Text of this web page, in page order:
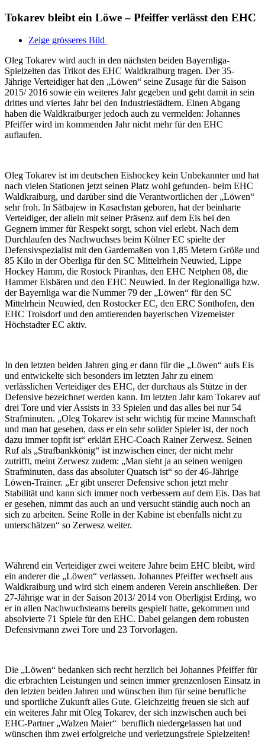
Tokarev bleibt ein Löwe – Pfeiffer verlässt den EHC
Zeige grösseres Bild
Oleg Tokarev wird auch in den nächsten beiden Bayernliga-
Spielzeiten das Trikot des EHC Waldkraiburg tragen. Der 35-
Jährige Verteidiger hat den „Löwen“ seine Zusage für die Saison
2015/ 2016 sowie ein weiteres Jahr gegeben und geht damit in sein
drittes und viertes Jahr bei den Industriestädtern. Einen Abgang
haben die Waldkraiburger jedoch auch zu vermelden: Johannes
Pfeiffer wird im kommenden Jahr nicht mehr für den EHC
auflaufen.
Oleg Tokarev ist im deutschen Eishockey kein Unbekannter und hat
nach vielen Stationen jetzt seinen Platz wohl gefunden- beim EHC
Waldkraiburg, und darüber sind die Verantwortlichen der „Löwen“
sehr froh. In Sätbajew in Kasachstan geboren, hat der beinharte
Verteidiger, der allein mit seiner Präsenz auf dem Eis bei den
Gegnern immer für Respekt sorgt, schon viel erlebt. Nach dem
Durchlaufen des Nachwuchses beim Kölner EC spielte der
Defensivspezialist mit den Gardemaßen von 1,85 Metern Größe und
85 Kilo in der Oberliga für den SC Mittelrhein Neuwied, Lippe
Hockey Hamm, die Rostock Piranhas, den EHC Netphen 08, die
Hammer Eisbären und den EHC Neuwied. In der Regionalliga bzw.
der Bayernliga war die Nummer 79 der „Löwen“ für den SC
Mittelrhein Neuwied, den Rostocker EC, den ERC Sonthofen, den
EHC Troisdorf und den amtierenden bayerischen Vizemeister
Höchstadter EC aktiv.
In den letzten beiden Jahren ging er dann für die „Löwen“ aufs Eis
und entwickelte sich besonders im letzten Jahr zu einem
verlässlichen Verteidiger des EHC, der durchaus als Stütze in der
Defensive bezeichnet werden kann. Im letzten Jahr kam Tokarev auf
drei Tore und vier Assists in 33 Spielen und das alles bei nur 54
Strafminuten. „Oleg Tokarev ist sehr wichtig für meine Mannschaft
und man hat gesehen, dass er ein sehr solider Spieler ist, der noch
dazu immer topfit ist“ erklärt EHC-Coach Rainer Zerwesz. Seinen
Ruf als „Strafbankkönig“ ist inzwischen einer, der nicht mehr
zutrifft, meint Zerwesz zudem: „Man sieht ja an seinen wenigen
Strafminuten, dass das absoluter Quatsch ist“ so der 46-Jährige
Löwen-Trainer. „Er gibt unserer Defensive schon jetzt mehr
Stabilität und kann sich immer noch verbessern auf dem Eis. Das hat
er gesehen, nimmt das auch an und versucht ständig auch noch an
sich zu arbeiten. Seine Rolle in der Kabine ist ebenfalls nicht zu
unterschätzen“ so Zerwesz weiter.
Während ein Verteidiger zwei weitere Jahre beim EHC bleibt, wird
ein anderer die „Löwen“ verlassen. Johannes Pfeiffer wechselt aus
Waldkraiburg und wird sich einem anderen Verein anschließen. Der
27-Jährige war in der Saison 2013/ 2014 von Oberligist Erding, wo
er in allen Nachwuchsteams bereits gespielt hatte, gekommen und
absolvierte 71 Spiele für den EHC. Dabei gelangen dem robusten
Defensivmann zwei Tore und 23 Torvorlagen.
Die „Löwen“ bedanken sich recht herzlich bei Johannes Pfeiffer für
die erbrachten Leistungen und seinen immer grenzenlosen Einsatz in
den letzten beiden Jahren und wünschen ihm für seine berufliche
und sportliche Zukunft alles Gute. Gleichzeitig freuen sie sich auf
ein weiteres Jahr mit Oleg Tokarev, der sich inzwischen auch bei
EHC-Partner „Walzen Maier“ beruflich niedergelassen hat und
wünschen ihm zwei erfolgreiche und verletzungsfreie Spielzeiten!